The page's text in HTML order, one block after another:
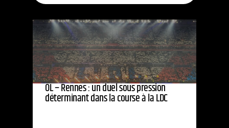
OL – Rennes : un duel sous pression
déterminant dans la course à la LDC